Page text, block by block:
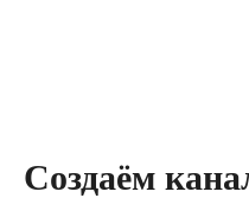
Создаём